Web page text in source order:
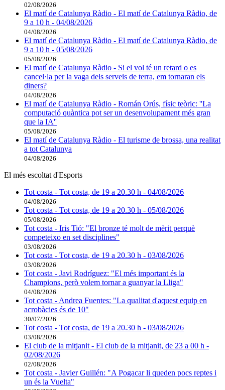
02/08/2026
El matí de Catalunya Ràdio - El matí de Catalunya Ràdio, de
9 a 10 h - 04/08/2026
04/08/2026
El matí de Catalunya Ràdio - El matí de Catalunya Ràdio, de
9 a 10 h - 05/08/2026
05/08/2026
El matí de Catalunya Ràdio - Si el vol té un retard o es
cancel·la per la vaga dels serveis de terra, em tornaran els
diners?
04/08/2026
El matí de Catalunya Ràdio - Román Orús, físic teòric: ''La
computació quàntica pot ser un desenvolupament més gran
que la IA''
05/08/2026
El matí de Catalunya Ràdio - El turisme de brossa, una realitat
a tot Catalunya
04/08/2026
El més escoltat d'Esports
Tot costa - Tot costa, de 19 a 20.30 h - 04/08/2026
04/08/2026
Tot costa - Tot costa, de 19 a 20.30 h - 05/08/2026
05/08/2026
Tot costa - Iris Tió: "El bronze té molt de mèrit perquè
competeixo en set disciplines"
03/08/2026
Tot costa - Tot costa, de 19 a 20.30 h - 03/08/2026
03/08/2026
Tot costa - Javi Rodríguez: "El més important és la
Champions, però volem tornar a guanyar la Lliga"
04/08/2026
Tot costa - Andrea Fuentes: "La qualitat d'aquest equip en
acrobàcies és de 10"
30/07/2026
Tot costa - Tot costa, de 19 a 20.30 h - 03/08/2026
03/08/2026
El club de la mitjanit - El club de la mitjanit, de 23 a 00 h -
02/08/2026
02/08/2026
Tot costa - Javier Guillén: "A Pogacar li queden pocs reptes i
un és la Vuelta"